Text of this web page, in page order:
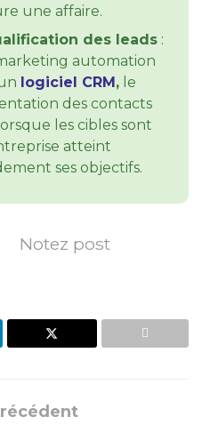
une affaire.
des leads :
automation
logiciel CRM , le
des contacts
les cibles sont
atteint
ses objectifs.
Notez post